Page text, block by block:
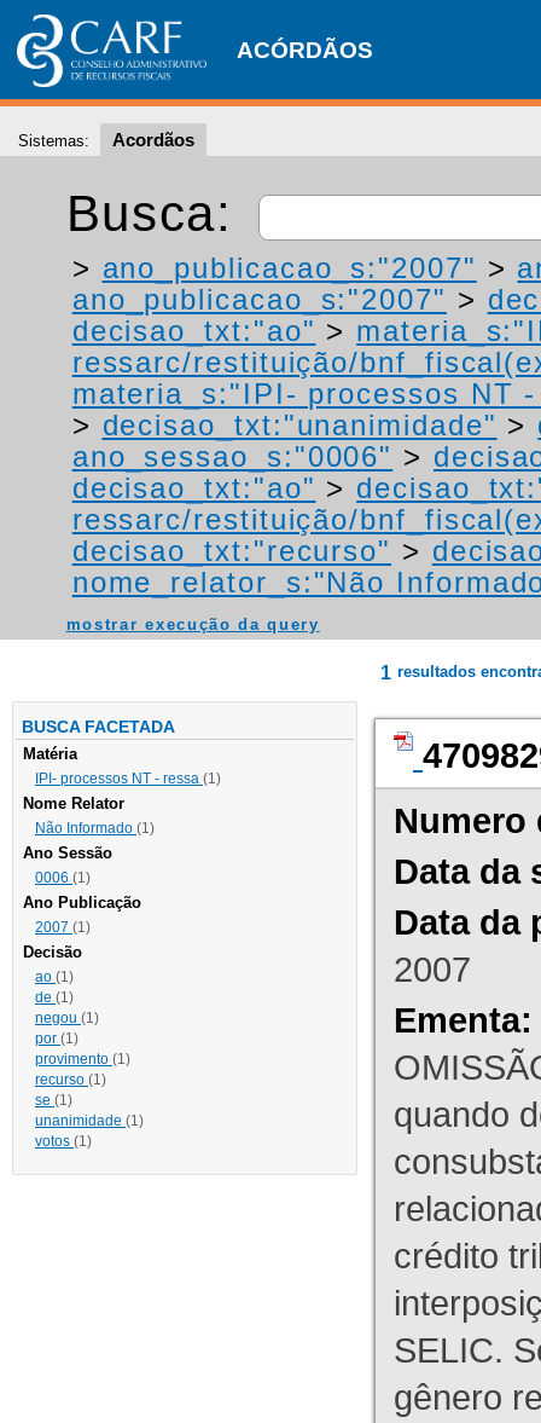
ACÓRDÃOS
Sistemas: Acordãos
Busca:
> ano_publicacao_s:"2007" >
ano_publicacao_s:"2007" >
decisao_txt:"ao" >
ressarc/restituição/
materia_s:"IPI- processos NT
> decisao_txt:"unanimidade" >
ano_sessao_s:"0006" >
decisao_txt:"ao" >
ressarc/restituição/
decisao_txt:"recurso" >
nome_relator_s:"Não
mostrar execução da query
BUSCA FACETADA
Matéria
IPI- processos NT - ressa (1)
Nome Relator
Não Informado (1)
Ano Sessão
0006 (1)
Ano Publicação
2007 (1)
Decisão
ao (1)
de (1)
negou (1)
por (1)
provimento (1)
recurso (1)
se (1)
unanimidade (1)
votos (1)
1 resultados
Numero
Data da
Data da
2007
Ementa:
quando
crédito
SELIC.
gênero